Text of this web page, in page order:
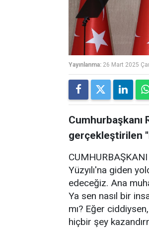
Yayınlanma: 26 Mart 2025
Cumhurbaşkanı
gerçekleştirilen
Yüzyılı'na giden
edeceğiz. Ana
Ya sen nasıl bir
mı? Eğer
hiçbir şey